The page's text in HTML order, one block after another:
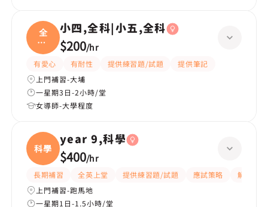
全
科|
小五
小四,全科|小五,全科
$200/hr
有愛心 有耐性 提供練習題/試題
提供筆記
上門補習-大埔
一星期3日-2小時/堂
女導師-大學程度
科學
year 9,科學
$400/hr
長期補習 全英上堂 提供練習題/試題 應試策略
解題思路
上門補習-跑馬地
一星期1日-1.5小時/堂